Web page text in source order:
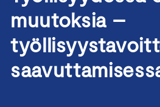
muutoksia –